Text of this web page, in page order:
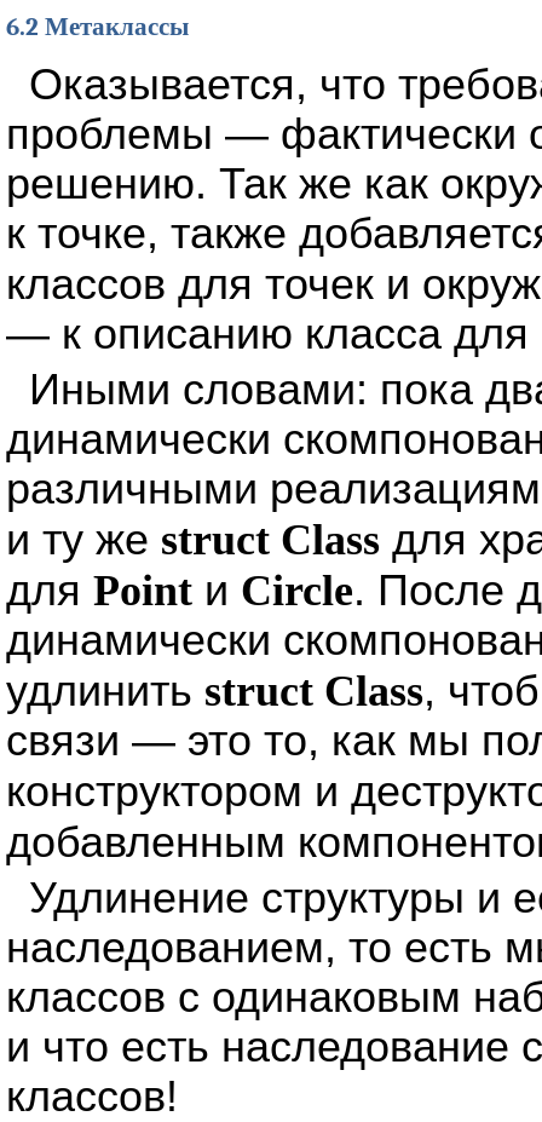
6.2 Метаклассы
Оказывается, что
проблемы — фактически
решению. Так же как
к точке, также
классов для точек и
— к описанию класса для
Иными словами: пока
динамически
различными
и ту же struct Class для
для Point и Circle. После
динамически
удлинить struct Class,
связи — это то, как мы
конструктором и
добавленным
Удлинение структуры и
наследованием, то есть
классов с одинаковым
и что есть наследование
классов!